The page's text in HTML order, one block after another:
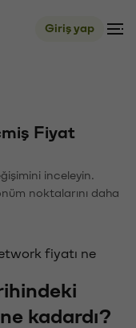
Giriş yap
Fiyat
inceleyin.
noktalarını daha
fiyatı ne
kadardı?